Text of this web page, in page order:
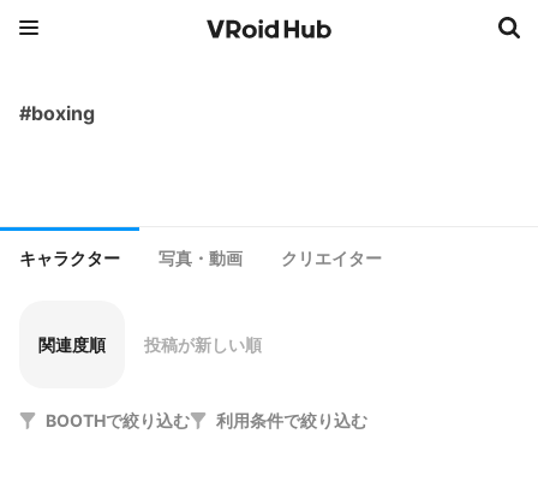
#boxing
キャラクター 写真・動画 クリエイター
関連度順 投稿が新しい順
BOOTHで絞り込む 利用条件で絞り込む